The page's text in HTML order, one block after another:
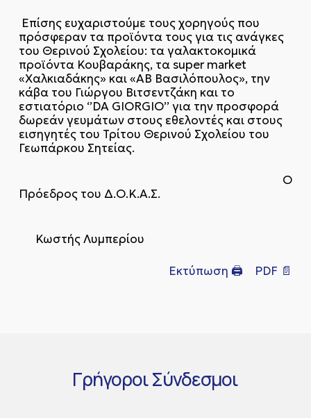
Επίσης ευχαριστούμε τους χορηγούς που
πρόσφεραν τα προϊόντα τους για τις ανάγκες
του Θερινού Σχολείου: τα γαλακτοκομικά
προϊόντα Κουβαράκης, τα super market
«Χαλκιαδάκης» και «ΑΒ Βασιλόπουλος», την
κάβα του Γιώργου Βιτσεντζάκη και το
εστιατόριο ‘’DA GIORGIO’’ για την προσφορά
δωρεάν γευμάτων στους εθελοντές και στους
εισηγητές του Τρίτου Θερινού Σχολείου του
Γεωπάρκου Σητείας.
Ο
Πρόεδρος του Δ.Ο.Κ.Α.Σ.
Κωστής Λυμπερίου
Εκτύπωση 🖨 PDF 📄
ΓρήγοροιΣύνδεσμοι